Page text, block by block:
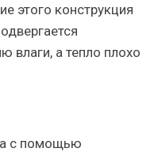
этого конструкция
влаги, а тепло плохо
с помощью